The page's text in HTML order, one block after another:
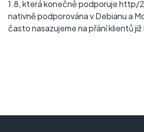
1.8, která konečně podporuje http/
nativně podporována v Debianu a
často nasazujeme na přání klientů již